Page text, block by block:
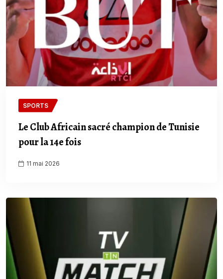
SPORTS
Le Club Africain sacré champion de Tunisie
pour la 14e fois
11 mai 2026